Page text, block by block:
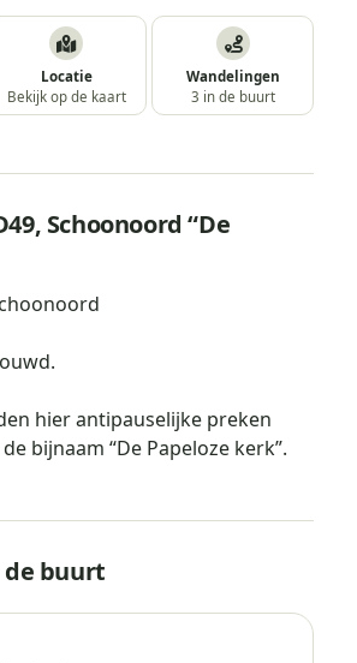
Locatie
Bekijk op de kaart
Wandelingen
3 in de buurt
Schoonoord “De
hier antipauselijke preken
bijnaam “De Papeloze kerk”.
de buurt